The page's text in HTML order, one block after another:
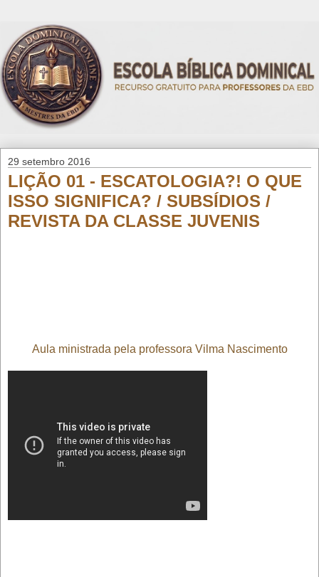
29 setembro 2016
LIÇÃO 01 - ESCATOLOGIA?! O QUE
ISSO SIGNIFICA? / SUBSÍDIOS /
REVISTA DA CLASSE JUVENIS
Aula ministrada pela professora Vilma Nascimento